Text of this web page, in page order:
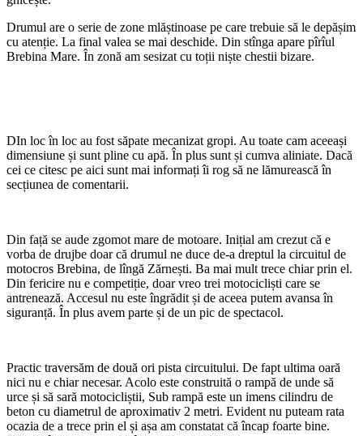
Drumul are o serie de zone mlăștinoase pe care trebuie să le depășim
cu atenție. La final valea se mai deschide. Din stînga apare pîrîul
Brebina Mare. În zonă am sesizat cu toții niște chestii bizare.
DIn loc în loc au fost săpate mecanizat gropi. Au toate cam aceeași
dimensiune și sunt pline cu apă. În plus sunt și cumva aliniate. Dacă
cei ce citesc pe aici sunt mai informați îi rog să ne lămurească în
secțiunea de comentarii.
Din față se aude zgomot mare de motoare. Inițial am crezut că e
vorba de drujbe doar că drumul ne duce de-a dreptul la circuitul de
motocros Brebina, de lîngă Zărnești. Ba mai mult trece chiar prin el.
Din fericire nu e competiție, doar vreo trei motocicliști care se
antrenează. Accesul nu este îngrădit și de aceea putem avansa în
siguranță. În plus avem parte și de un pic de spectacol.
Practic traversăm de două ori pista circuitului. De fapt ultima oară
nici nu e chiar necesar. Acolo este construită o rampă de unde să
urce și să sară motocicliștii, Sub rampă este un imens cilindru de
beton cu diametrul de aproximativ 2 metri. Evident nu puteam rata
ocazia de a trece prin el și așa am constatat că încap foarte bine.